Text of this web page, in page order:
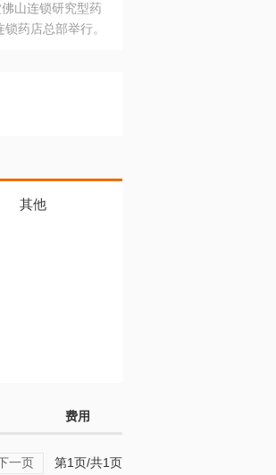
接、终端运营
垒，让“实验
让监管、产业、资
山连锁研究型药
药店总部举行。
其他
费用
一页 第1页/共1页